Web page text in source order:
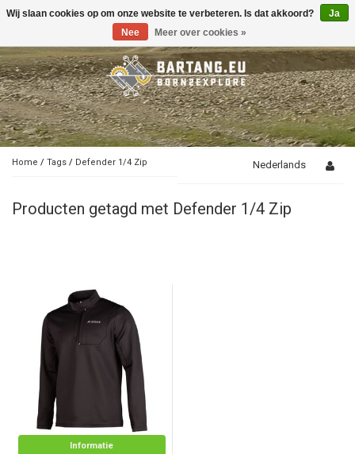
Toggle
Home / Tags / Defender 1/4 Zip Nederlands
Producten getagd met Defender 1/4 Zip
Informatie
Wij slaan cookies op om onze website te verbeteren. Is dat akkoord?
Ja
Nee
Meer over cookies »